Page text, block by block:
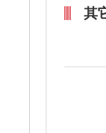
其